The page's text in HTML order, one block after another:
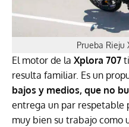
Prueba Rieju
El motor de la Xplora 707
resulta familiar. Es un
bajos y medios, que no
entrega un par respetable
muy bien su trabajo como